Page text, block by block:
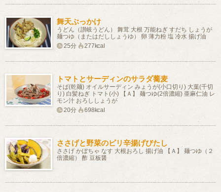
舞天ぶっかけ
うどん（讃岐うどん） 舞茸 大根 万能ねぎ すだち しょうが
麺つゆ（またはだししょうゆ） 卵 薄力粉 塩 冷水 揚げ油
25分
277kcal
トマトとサーディンのサラダ蕎麦
そば(乾麺) オイルサーディン みょうが(小口切り) 大葉(千切
り) 白髪ねぎ トマト(小) 【Ａ】 麺つゆ(2倍濃縮) 亜麻仁油 レ
モン汁 おろししょうが
20分
698kcal
ささげと野菜のピリ辛揚げびたし
ささげ かぼちゃ なす 大根おろし 揚げ油 【Ａ】 麺つゆ（２
倍濃縮） 酢 豆板醤